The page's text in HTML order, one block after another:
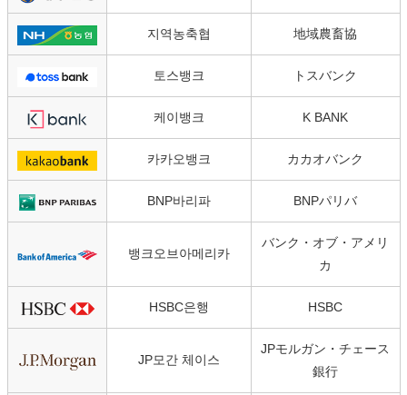
지역농축협 地域農畜協
토스뱅크 トスバンク
케이뱅크 K BANK
카카오뱅크 カカオバンク
BNP바리파 BNPパリバ
뱅크오브아메리카
バンク・オブ・アメリ
カ
HSBC은행 HSBC
JP모간 체이스
JPモルガン・チェース
銀行